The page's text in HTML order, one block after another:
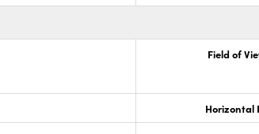
Field of
Horizontal